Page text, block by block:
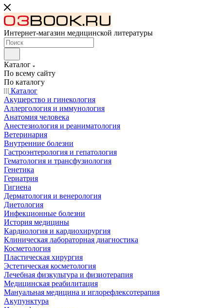
Интернет-магазин медицинской литературы
Каталог
По всему сайту
По каталогу
Каталог
Акушерство и гинекология
Аллергология и иммунология
Анатомия человека
Анестезиология и реаниматология
Ветеринария
Внутренние болезни
Гастроэнтерология и гепатология
Гематология и трансфузиология
Генетика
Гериатрия
Гигиена
Дерматология и венерология
Диетология
Инфекционные болезни
История медицины
Кардиология и кардиохирургия
Клиническая лабораторная диагностика
Косметология
Пластическая хирургия
Эстетическая косметология
Лечебная физкультура и физиотерапия
Медицинская реабилитация
Мануальная медицина и иглорефлексотерапия
Акупунктура